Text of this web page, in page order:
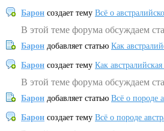
Барон создает тему Всё о
В этой теме форума обсуждаем
Барон добавляет статью Как
Барон создает тему Как
В этой теме форума обсуждаем
Барон добавляет статью Всё о породе
Барон создает тему Всё о породе